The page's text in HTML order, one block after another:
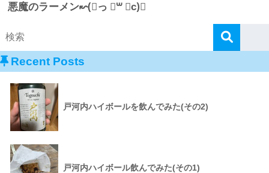
悪魔のラーメン↜(⃔っ ॑꒳ ॑c)⃕
Recent Posts
戸河内ハイボールを飲んでみた(その2)
戸河内ハイボール飲んでみた(その1)